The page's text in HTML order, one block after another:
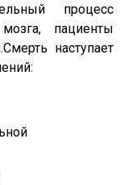
процесс
пациенты
наступает